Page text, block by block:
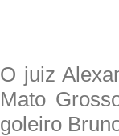
O juiz
Mato
goleiro